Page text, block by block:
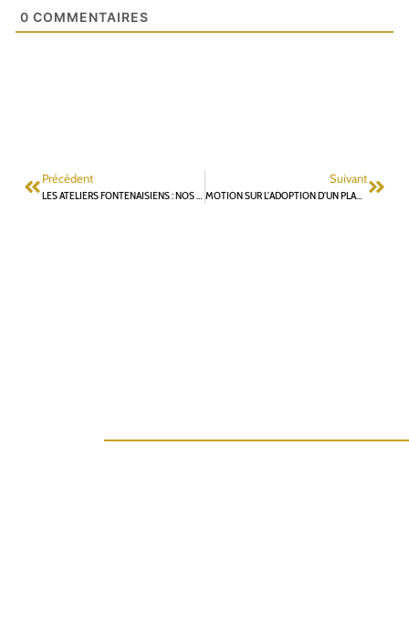
0 COMMENTAIRES
Précédent Suivant
MOTION SUR L’ADOPTION D’UN PLAN D’ACTIONS GLOBAL AFIN D’ÉVITER LA FERMETURE DE CLASSES